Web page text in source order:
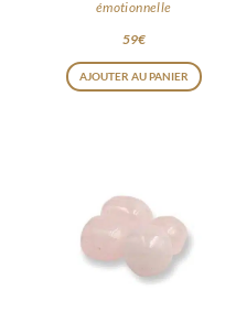
émotionnelle
59€
AJOUTER AU PANIER